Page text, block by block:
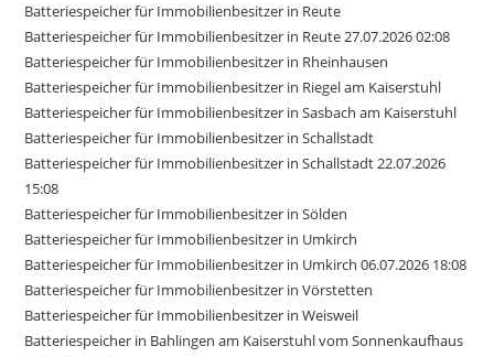
Batteriespeicher für Immobilienbesitzer in Reute
Batteriespeicher für Immobilienbesitzer in Reute 27.07.2026 02:08
Batteriespeicher für Immobilienbesitzer in Rheinhausen
Batteriespeicher für Immobilienbesitzer in Riegel am Kaiserstuhl
Batteriespeicher für Immobilienbesitzer in Sasbach am Kaiserstuhl
Batteriespeicher für Immobilienbesitzer in Schallstadt
Batteriespeicher für Immobilienbesitzer in Schallstadt 22.07.2026
15:08
Batteriespeicher für Immobilienbesitzer in Sölden
Batteriespeicher für Immobilienbesitzer in Umkirch
Batteriespeicher für Immobilienbesitzer in Umkirch 06.07.2026 18:08
Batteriespeicher für Immobilienbesitzer in Vörstetten
Batteriespeicher für Immobilienbesitzer in Weisweil
Batteriespeicher in Bahlingen am Kaiserstuhl vom Sonnenkaufhaus